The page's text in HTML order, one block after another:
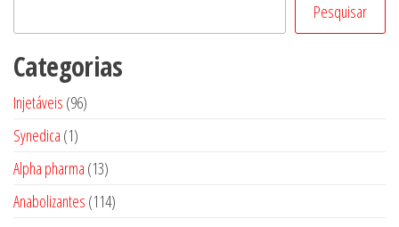
Pesquisar
Categorias
Injetáveis 9696
Synedica 11
produto
Alpha pharma 1313
produtos
Anabolizantes 114114